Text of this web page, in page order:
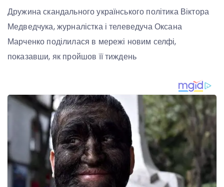
Дружина скандального українського політика Віктора
Медведчука, журналістка і телеведуча Оксана
Марченко поділилася в мережі новим селфі,
показавши, як пройшов її тиждень